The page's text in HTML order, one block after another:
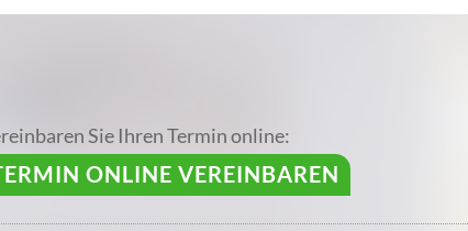
Sie Ihren Termin online:
ONLINE VEREINBAREN